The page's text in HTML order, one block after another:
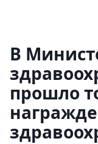
В
прошло